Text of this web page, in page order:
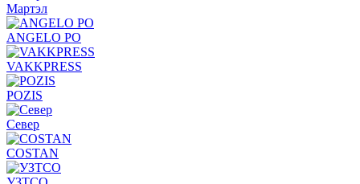
Мартэл
ANGELO PO
VAKKPRESS
POZIS
Север
COSTAN